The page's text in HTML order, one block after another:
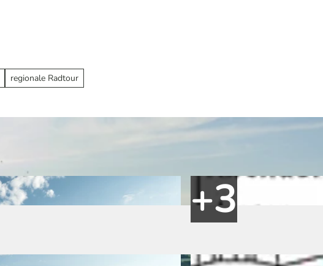
regionale Radtour